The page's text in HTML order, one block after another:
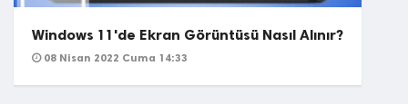
Windows 11'de Ekran Görüntüsü Nasıl Alınır?
08 Nisan 2022 Cuma 14:33